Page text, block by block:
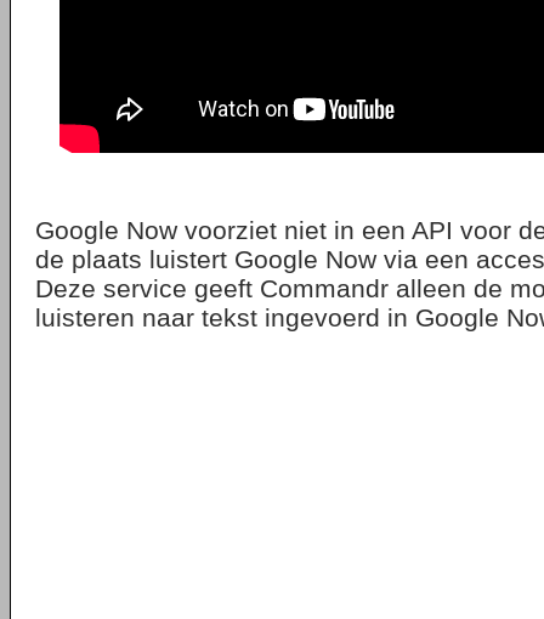
Google Now voorziet niet in een API voor
de plaats luistert Google Now via een
Deze service geeft Commandr alleen de
luisteren naar tekst ingevoerd in Google